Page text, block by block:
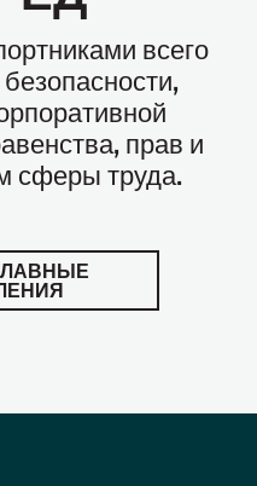
всего
прав и
сферы труда.